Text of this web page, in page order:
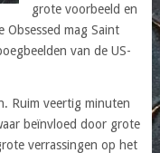
grote voorbeeld en
Obsessed mag Saint
van de US-
Ruim veertig minuten
beïnvloed door grote
verrassingen op het